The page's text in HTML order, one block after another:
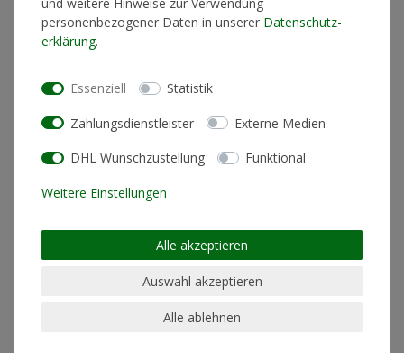
Trailerpark Schal
19,90 € *
personenbezogener Daten in unserer Daten­schutz­
erklärung.
Essenziell Statistik
Zahlungsdienstleister Externe Medien
DHL Wunschzustellung Funktional
Weitere Einstellungen
Alle akzeptieren
Auswahl akzeptieren
Alle ablehnen